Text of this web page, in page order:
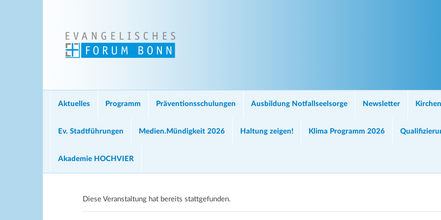
Aktuelles Programm Präventionsschulungen Ausbildung Notfallseelsorge Newsletter
Ev. Stadtführungen Medien.Mündigkeit 2026 Haltung zeigen! Klima Programm 2026
Akademie HOCHVIER
Diese Veranstaltung hat bereits stattgefunden.